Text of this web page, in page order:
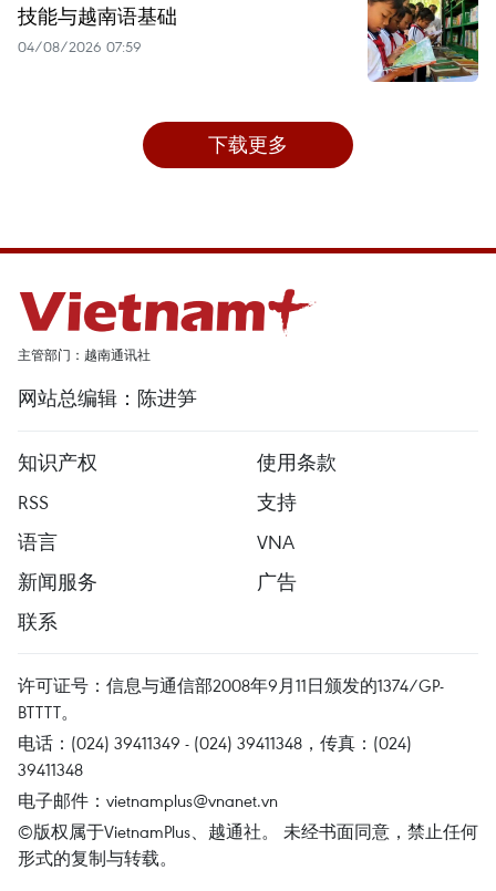
技能与越南语基础
04/08/2026 07:59
下载更多
主管部门：越南通讯社
网站总编辑：陈进笋
知识产权
使用条款
RSS
支持
语言
VNA
新闻服务
广告
联系
许可证号：信息与通信部2008年9月11日颁发的1374/GP-
BTTTT。
电话：(024) 39411349 - (024) 39411348，传真：(024)
39411348
电子邮件： vietnamplus@vnanet.vn
©版权属于VietnamPlus、越通社。 未经书面同意，禁止任何
形式的复制与转载。